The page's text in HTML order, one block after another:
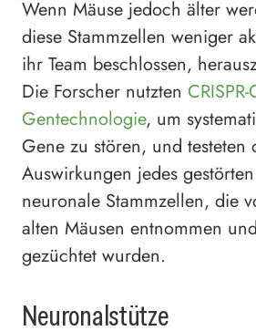
Wenn Mäuse jedoch älter
diese Stammzellen weniger
ihr Team beschlossen,
Die Forscher nutzten
Gentechnologie, um
Gene zu stören, und testeten
Auswirkungen jedes
neuronale Stammzellen, die
alten Mäusen entnommen
gezüchtet wurden.
Neuronalstütze